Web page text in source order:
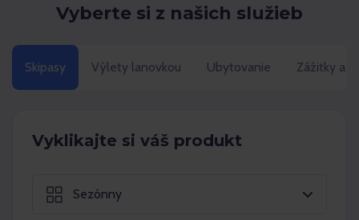
Vyberte si z našich služieb
Skipasy Výlety lanovkou Ubytovanie Zážitky a
Vyklikajte si váš produkt
Sezónny